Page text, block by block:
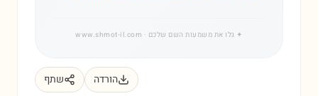
✦ גלו את משמעות השם שלכם · www.shmot-il.com
הורדה שתף